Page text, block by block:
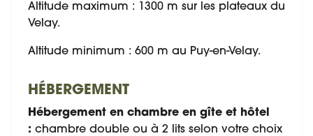
Altitude maximum : 1300 m sur les plateaux du
Velay.
Altitude minimum : 600 m au Puy-en-Velay.
HÉBERGEMENT
Hébergement en chambre en gîte et hôtel
: chambre double ou à 2 lits selon votre choix